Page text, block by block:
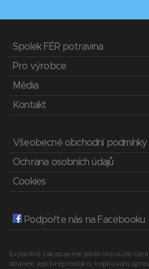
Spolek FÉR potravina
Pro výrobce
Média
Kontakt
Všeobecné obchodní podmínky
Ochrana osobních údajů
Cookies
Podpořte nás na Facebooku
Explicitně zakazujeme jakékoli použití
stránek, jejich reprodukci, kopírování,